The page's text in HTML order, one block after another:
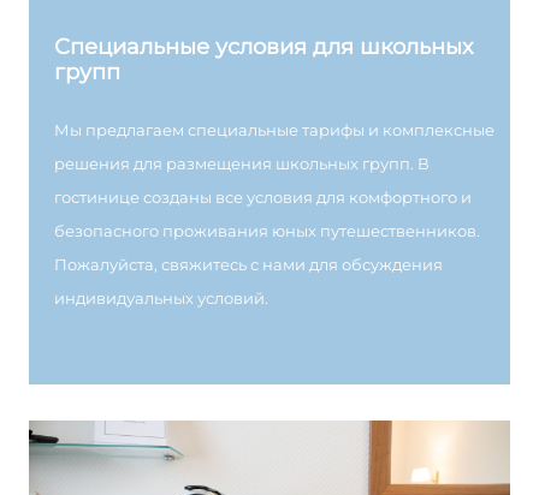
Специальные условия для школьных
групп
Мы предлагаем специальные тарифы и комплексные
решения для размещения школьных групп. В
гостинице созданы все условия для комфортного и
безопасного проживания юных путешественников.
Пожалуйста, свяжитесь с нами для обсуждения
индивидуальных условий.